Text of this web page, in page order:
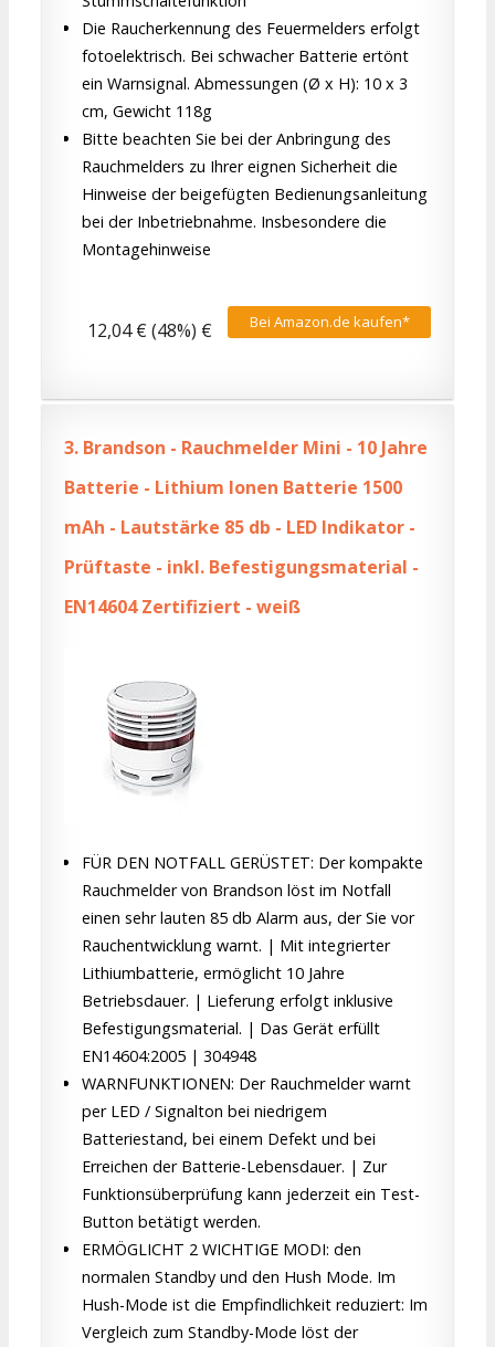
Die Raucherkennung des Feuermelders erfolgt
fotoelektrisch. Bei schwacher Batterie ertönt
ein Warnsignal. Abmessungen (Ø x H): 10 x 3
cm, Gewicht 118g
Bitte beachten Sie bei der Anbringung des
Rauchmelders zu Ihrer eignen Sicherheit die
Hinweise der beigefügten Bedienungsanleitung
bei der Inbetriebnahme. Insbesondere die
Montagehinweise
Bei Amazon.de kaufen*
12,04 € (48%) €
3. Brandson - Rauchmelder Mini - 10 Jahre
Batterie - Lithium Ionen Batterie 1500
mAh - Lautstärke 85 db - LED Indikator -
Prüftaste - inkl. Befestigungsmaterial -
EN14604 Zertifiziert - weiß
FÜR DEN NOTFALL GERÜSTET: Der kompakte
Rauchmelder von Brandson löst im Notfall
einen sehr lauten 85 db Alarm aus, der Sie vor
Rauchentwicklung warnt. | Mit integrierter
Lithiumbatterie, ermöglicht 10 Jahre
Betriebsdauer. | Lieferung erfolgt inklusive
Befestigungsmaterial. | Das Gerät erfüllt
EN14604:2005 | 304948
WARNFUNKTIONEN: Der Rauchmelder warnt
per LED / Signalton bei niedrigem
Batteriestand, bei einem Defekt und bei
Erreichen der Batterie-Lebensdauer. | Zur
Funktionsüberprüfung kann jederzeit ein Test-
Button betätigt werden.
ERMÖGLICHT 2 WICHTIGE MODI: den
normalen Standby und den Hush Mode. Im
Hush-Mode ist die Empfindlichkeit reduziert: Im
Vergleich zum Standby-Mode löst der